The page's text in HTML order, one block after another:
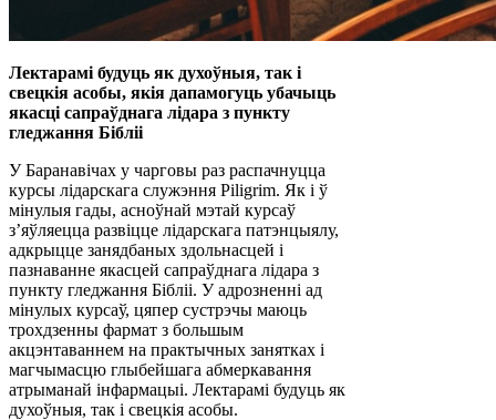
Лектарамі будуць як духоўныя, так і
свецкія асобы, якія дапамогуць убачыць
якасці сапраўднага лідара з пункту
гледжання Бібліі
У Баранавічах у чарговы раз распачнуцца
курсы лідарскага служэння Piligrim. Як і ў
мінулыя гады, асноўнай мэтай курсаў
з’яўляецца развіцце лідарскага патэнцыялу,
адкрыцце занядбаных здольнасцей і
пазнаванне якасцей сапраўднага лідара з
пункту гледжання Бібліі. У адрозненні ад
мінулых курсаў, цяпер сустрэчы маюць
трохдзенны фармат з большым
акцэнтаваннем на практычных занятках і
магчымасцю глыбейшага абмеркавання
атрыманай інфармацыі. Лектарамі будуць як
духоўныя, так і свецкія асобы.